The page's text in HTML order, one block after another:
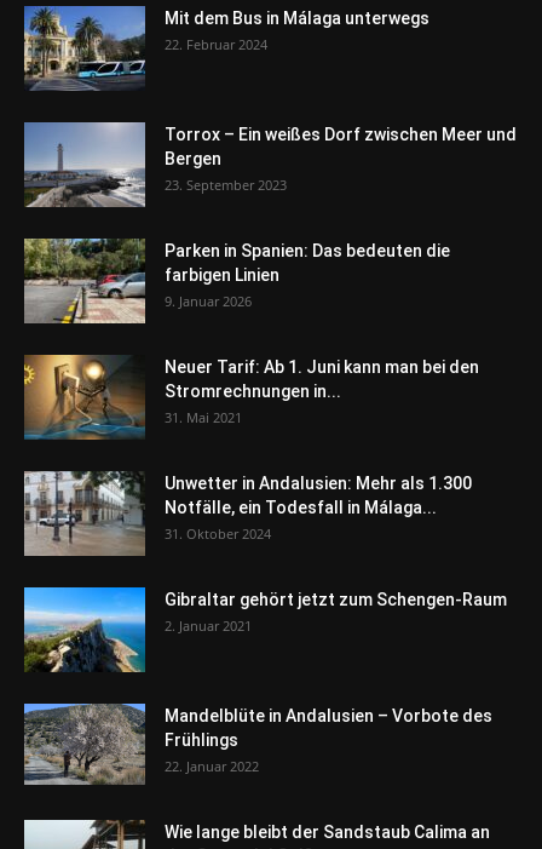
Mit dem Bus in Málaga unterwegs
22. Februar 2024
Torrox – Ein weißes Dorf zwischen Meer und
Bergen
23. September 2023
Parken in Spanien: Das bedeuten die
farbigen Linien
9. Januar 2026
Neuer Tarif: Ab 1. Juni kann man bei den
Stromrechnungen in...
31. Mai 2021
Unwetter in Andalusien: Mehr als 1.300
Notfälle, ein Todesfall in Málaga...
31. Oktober 2024
Gibraltar gehört jetzt zum Schengen-Raum
2. Januar 2021
Mandelblüte in Andalusien – Vorbote des
Frühlings
22. Januar 2022
Wie lange bleibt der Sandstaub Calima an